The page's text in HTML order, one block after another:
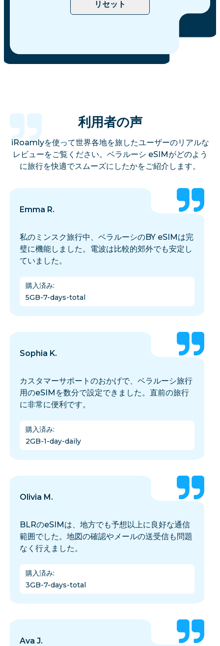
リセット
利用者の声
iRoamlyを使って世界各地を旅したユーザーのリアルな
レビューをご覧ください。ベラルーシ eSIMがどのよう
に旅行を快適でスムーズにしたかをご紹介します。
Emma R.
私のミンスク旅行中、ベラルーシのBY eSIMは完
璧に機能しました。電波は比較的郊外でも安定し
ていました。
購入済み:
5GB-7-days-total
Sophia K.
カスタマーサポートのおかげで、ベラルーシ旅行
用のeSIMを数分で設定できました。直前の旅行
に非常に便利です。
購入済み:
2GB-1-day-daily
Olivia M.
BLRのeSIMは、地方でも予想以上に良好な通信
範囲でした。地図の確認やメールの送受信も問題
なく行えました。
購入済み:
3GB-7-days-total
Ava J.